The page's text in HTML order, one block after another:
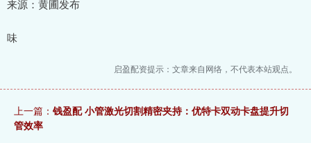
来源：黄圃发布
味
启盈配资提示：文章来自网络，不代表本站观点。
上一篇： 钱盈配 小管激光切割精密夹持：优特卡双动卡盘提升切
管效率